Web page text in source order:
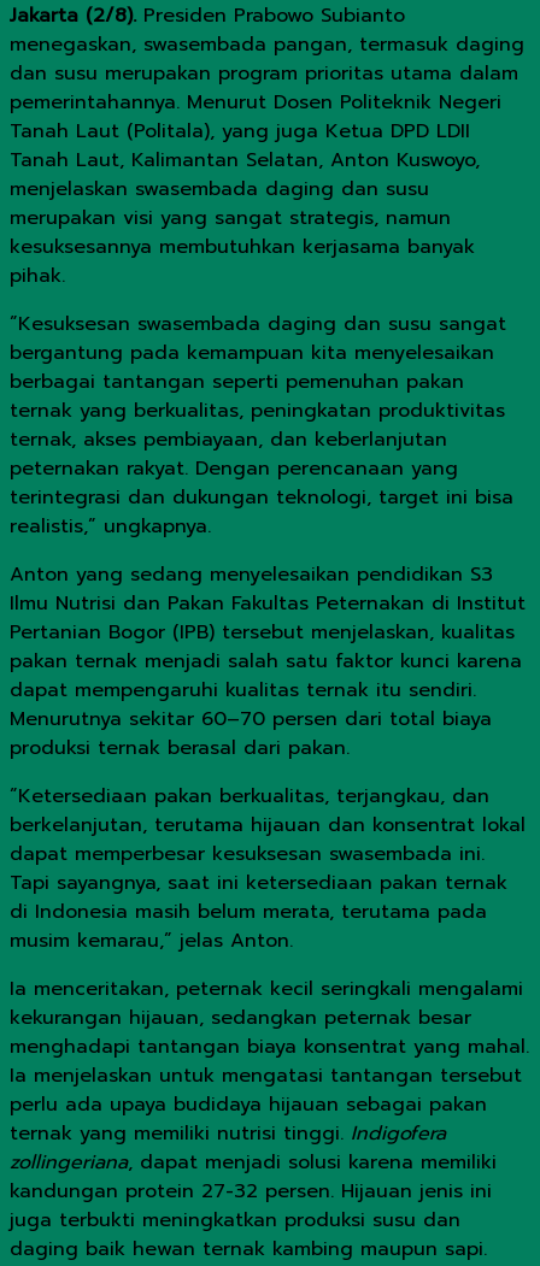
Jakarta (2/8). Presiden Prabowo Subianto
menegaskan, swasembada pangan, termasuk daging
dan susu merupakan program prioritas utama dalam
pemerintahannya. Menurut Dosen Politeknik Negeri
Tanah Laut (Politala), yang juga Ketua DPD LDII
Tanah Laut, Kalimantan Selatan, Anton Kuswoyo,
menjelaskan swasembada daging dan susu
merupakan visi yang sangat strategis, namun
kesuksesannya membutuhkan kerjasama banyak
pihak.
”Kesuksesan swasembada daging dan susu sangat
bergantung pada kemampuan kita menyelesaikan
berbagai tantangan seperti pemenuhan pakan
ternak yang berkualitas, peningkatan produktivitas
ternak, akses pembiayaan, dan keberlanjutan
peternakan rakyat. Dengan perencanaan yang
terintegrasi dan dukungan teknologi, target ini bisa
realistis,” ungkapnya.
Anton yang sedang menyelesaikan pendidikan S3
Ilmu Nutrisi dan Pakan Fakultas Peternakan di Institut
Pertanian Bogor (IPB) tersebut menjelaskan, kualitas
pakan ternak menjadi salah satu faktor kunci karena
dapat mempengaruhi kualitas ternak itu sendiri.
Menurutnya sekitar 60–70 persen dari total biaya
produksi ternak berasal dari pakan.
”Ketersediaan pakan berkualitas, terjangkau, dan
berkelanjutan, terutama hijauan dan konsentrat lokal
dapat memperbesar kesuksesan swasembada ini.
Tapi sayangnya, saat ini ketersediaan pakan ternak
di Indonesia masih belum merata, terutama pada
musim kemarau,” jelas Anton.
Ia menceritakan, peternak kecil seringkali mengalami
kekurangan hijauan, sedangkan peternak besar
menghadapi tantangan biaya konsentrat yang mahal.
Ia menjelaskan untuk mengatasi tantangan tersebut
perlu ada upaya budidaya hijauan sebagai pakan
ternak yang memiliki nutrisi tinggi. Indigofera
zollingeriana, dapat menjadi solusi karena memiliki
kandungan protein 27-32 persen. Hijauan jenis ini
juga terbukti meningkatkan produksi susu dan
daging baik hewan ternak kambing maupun sapi.